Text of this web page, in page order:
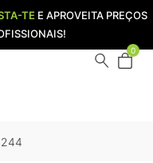
TE E APROVEITA PREÇOS
0
244